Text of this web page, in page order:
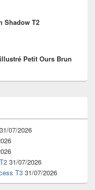
Shadow T2
Petit Ours Brun
31/07/2026
31/07/2026
T3 31/07/2026